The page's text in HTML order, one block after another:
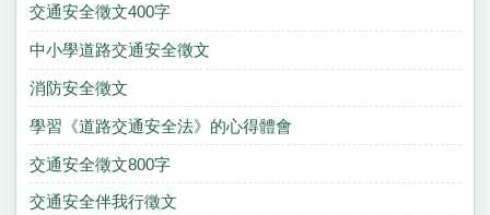
交通安全徵文400字
中小學道路交通安全徵文
消防安全徵文
學習《道路交通安全法》的心得體會
交通安全徵文800字
交通安全伴我行徵文